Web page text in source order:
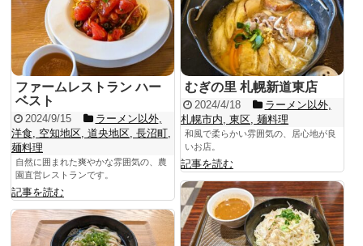
ファームレストラン ハー
ベスト
2024/9/15 ラーメン以外,
洋食, 空知地区, 道央地区, 長沼町,
麺料理
自然に囲まれた爽やかな雰囲気の、農
園直営レストランです。
記事を読む
むぎの里 札幌新道東店
2024/4/18 ラーメン以外,
札幌市内, 東区, 麺料理
和風で柔らかい雰囲気の、居心地が良
いお店。
記事を読む